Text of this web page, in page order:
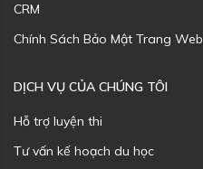
CRM
Chính Sách Bảo Mật Trang Web
DỊCH VỤ CỦA CHÚNG TÔI
Hỗ trợ luyện thi
Tư vấn kế hoạch du học